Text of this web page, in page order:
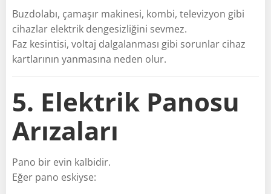
Buzdolabı, çamaşır makinesi, kombi, televizyon gibi
cihazlar elektrik dengesizliğini sevmez.
Faz kesintisi, voltaj dalgalanması gibi sorunlar cihaz
kartlarının yanmasına neden olur.
5. Elektrik Panosu
Arızaları
Pano bir evin kalbidir.
Eğer pano eskiyse: